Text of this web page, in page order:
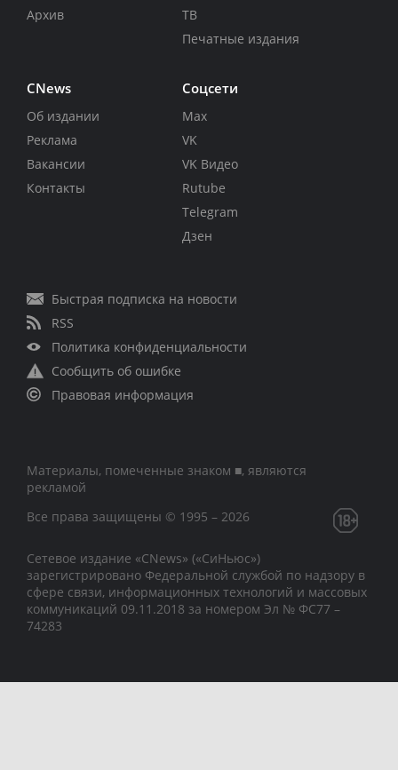
Архив
ТВ
Печатные издания
CNews
Об издании
Реклама
Вакансии
Контакты
Соцсети
Max
VK
VK Видео
Rutube
Telegram
Дзен
Быстрая подписка на новости
RSS
Политика конфиденциальности
Сообщить об ошибке
Правовая информация
Материалы, помеченные знаком ■, являются
рекламой
Все права защищены © 1995 – 2026
Сетевое издание «CNews» («СиНьюс»)
зарегистрировано Федеральной службой по надзору в
сфере связи, информационных технологий и массовых
коммуникаций 09.11.2018 за номером Эл № ФС77 –
74283